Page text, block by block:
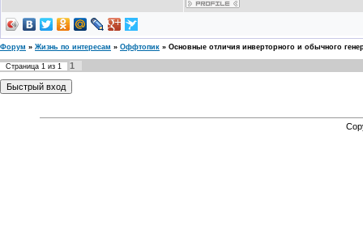
Форум » Жизнь по интересам » Оффтопик » Основные отличия инверторного и обычного
Страница 1 из 1 1